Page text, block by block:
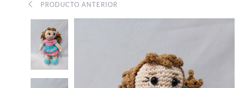
PRODUCTO ANTERIOR